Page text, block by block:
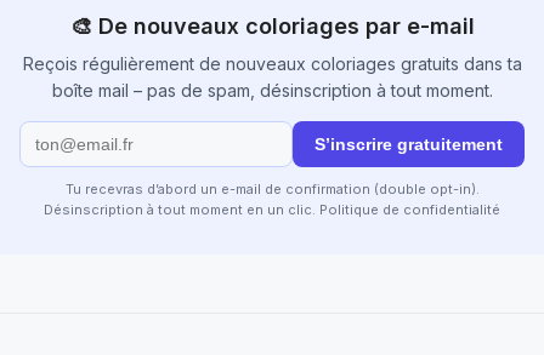
🎨 De nouveaux coloriages par e-mail
Reçois régulièrement de nouveaux coloriages gratuits dans ta
boîte mail – pas de spam, désinscription à tout moment.
S’inscrire gratuitement
Tu recevras d’abord un e-mail de confirmation (double opt-in).
Désinscription à tout moment en un clic. Politique de confidentialité